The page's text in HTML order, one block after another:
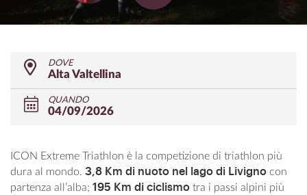
DOVE
Alta Valtellina
QUANDO
04/09/2026
ICON Extreme Triathlon è la competizione di triathlon più
dura al mondo. 3,8 Km di nuoto nel lago di Livigno con
partenza all’alba; 195 Km di ciclismo tra i passi alpini più